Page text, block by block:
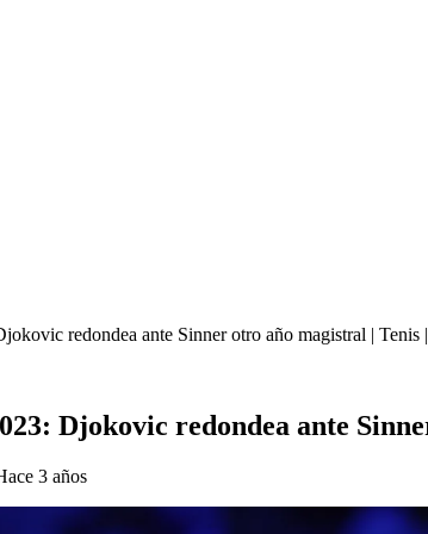
redondea ante Sinner otro año magistral | Tenis
Djokovic redondea ante
3 años